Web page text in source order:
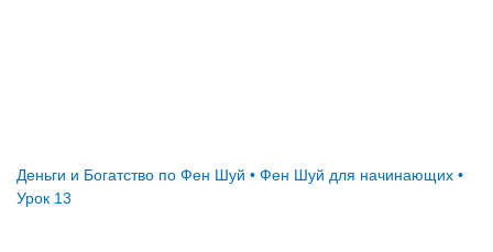
Деньги и Богатство по Фен Шуй • Фен Шуй для начинающих •
Урок 13